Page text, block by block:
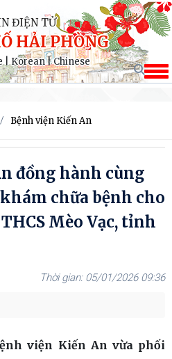
ĐIỆN TỬ
HẢI PHÒNG
|Korean|Chinese
Bệnh viện Kiến An
đồng hành cùng
chữa bệnh cho
Mèo Vạc, tỉnh
05/01/2026 09:36
viện Kiến An vừa phối